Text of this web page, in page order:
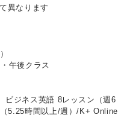
異なります
午後クラス
ビジネス英語 8レッスン（週6
5.25時間以上/週）/K+ Online